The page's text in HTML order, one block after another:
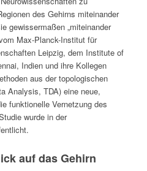
des Gehirns miteinander
gewissermaßen „miteinander
Max-Planck-Institut für
Leipzig, dem Institute of
Indien und ihre Kollegen
aus der topologischen
Analysis, TDA) eine neue,
funktionelle Vernetzung des
wurde in der
auf das Gehirn